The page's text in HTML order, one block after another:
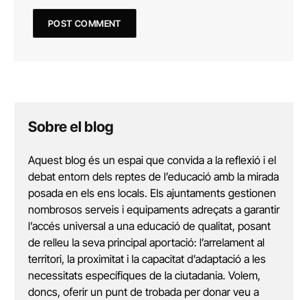
Sobre el blog
Aquest blog és un espai que convida a la reflexió i el
debat entorn dels reptes de l’educació amb la mirada
posada en els ens locals. Els ajuntaments gestionen
nombrosos serveis i equipaments adreçats a garantir
l’accés universal a una educació de qualitat, posant
de relleu la seva principal aportació: l’arrelament al
territori, la proximitat i la capacitat d’adaptació a les
necessitats específiques de la ciutadania. Volem,
doncs, oferir un punt de trobada per donar veu a